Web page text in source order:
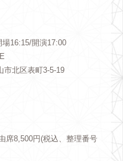
16:15/開演17:00
北区表町3-5-19
席8,500円(税込、整理番号